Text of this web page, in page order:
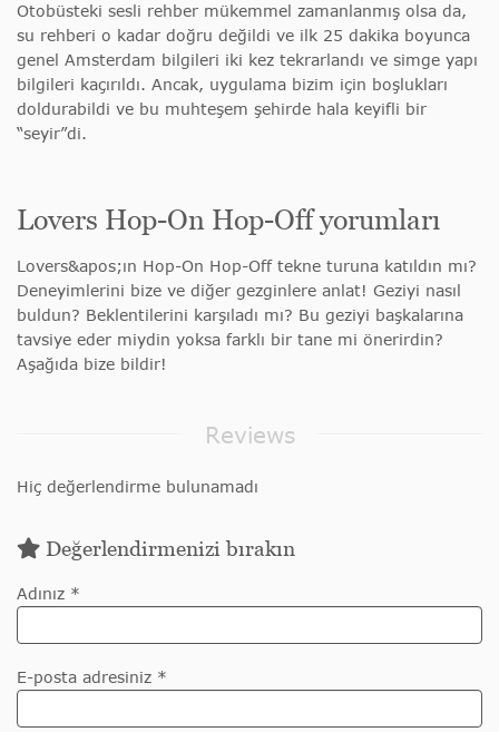
Otobüsteki sesli rehber mükemmel zamanlanmış olsa da,
su rehberi o kadar doğru değildi ve ilk 25 dakika boyunca
genel Amsterdam bilgileri iki kez tekrarlandı ve simge yapı
bilgileri kaçırıldı. Ancak, uygulama bizim için boşlukları
doldurabildi ve bu muhteşem şehirde hala keyifli bir
“seyir”di.
Lovers Hop-On Hop-Off yorumları
Lovers&apos;ın Hop-On Hop-Off tekne turuna katıldın mı?
Deneyimlerini bize ve diğer gezginlere anlat! Geziyi nasıl
buldun? Beklentilerini karşıladı mı? Bu geziyi başkalarına
tavsiye eder miydin yoksa farklı bir tane mi önerirdin?
Aşağıda bize bildir!
Reviews
Hiç değerlendirme bulunamadı
Değerlendirmenizi bırakın
Adınız *
E-posta adresiniz *